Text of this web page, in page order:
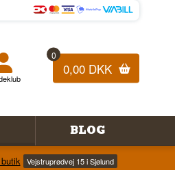
0
0,00 DKK
BLOG
Vejstruprødvej 15 i Sjølund